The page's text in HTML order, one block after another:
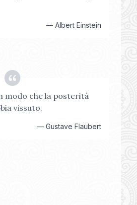
— Albert Einstein
modo che la posterità
vissuto.
— Gustave Flaubert